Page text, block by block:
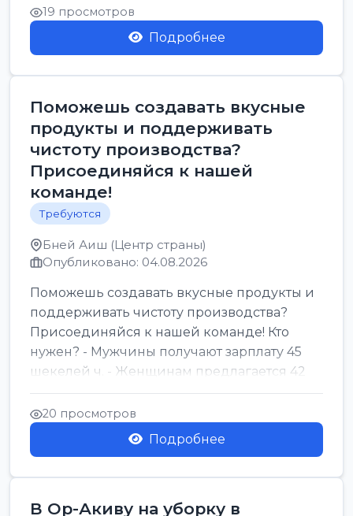
19 просмотров
Подробнее
Поможешь создавать вкусные
продукты и поддерживать
чистоту производства?
Присоединяйся к нашей
команде!
Требуются
Бней Аиш (Центр страны)
Опубликовано: 04.08.2026
Поможешь создавать вкусные продукты и
поддерживать чистоту производства?
Присоединяйся к нашей команде! Кто
нужен? - Мужчины получают зарплату 45
шекелей ч. - Женщинам предлагается 42
шекеля ч. График...
20 просмотров
Подробнее
В Ор-Акиву на уборку в